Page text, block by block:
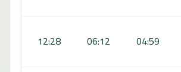
04:59
06:12
12:28